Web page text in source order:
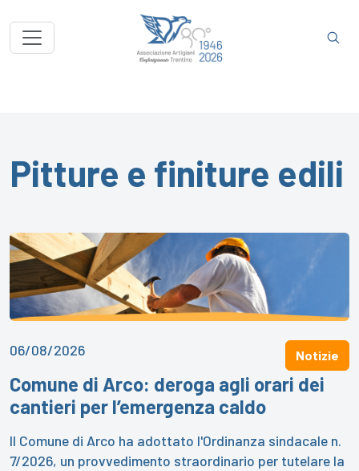
Pitture e finiture edili
06/08/2026 Notizie
Comune di Arco: deroga agli orari dei
cantieri per l’emergenza caldo
Il Comune di Arco ha adottato l'Ordinanza sindacale n.
7/2026, un provvedimento straordinario per tutelare la